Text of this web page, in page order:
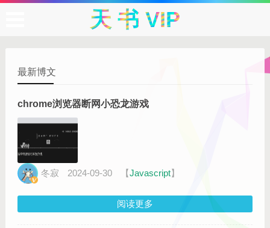
天 书 VIP
最新博文
chrome浏览器断网小恐龙游戏
冬寂 2024-09-30 【Javascript】
阅读更多